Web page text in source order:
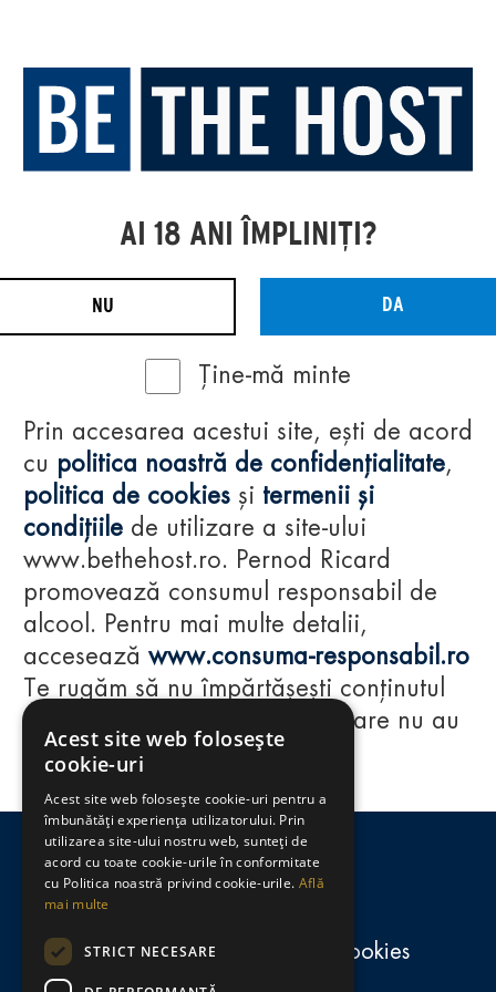
Regulamente
consumă-responsabil.ro
Politica de confidențialitate și cookies
AI 18 ANI ÎMPLINIȚI?
NU DA
Ține-mă minte
Prin accesarea acestui site, ești de acord
cu politica noastră de confidențialitate,
politica de cookies și termenii și
condițiile de utilizare a site-ului
www.bethehost.ro. Pernod Ricard
promovează consumul responsabil de
alcool. Pentru mai multe detalii,
accesează www.consuma-responsabil.ro
Te rugăm să nu împărtășești conținutul
acestui website cu persoane care nu au
împlinit vârsta de 18 ani.
Acest site web folosește
cookie-uri
Acest site web folosește cookie-uri pentru a
îmbunătăți experiența utilizatorului. Prin
utilizarea site-ului nostru web, sunteți de
acord cu toate cookie-urile în conformitate
cu Politica noastră privind cookie-urile. Află
mai multe
STRICT NECESARE